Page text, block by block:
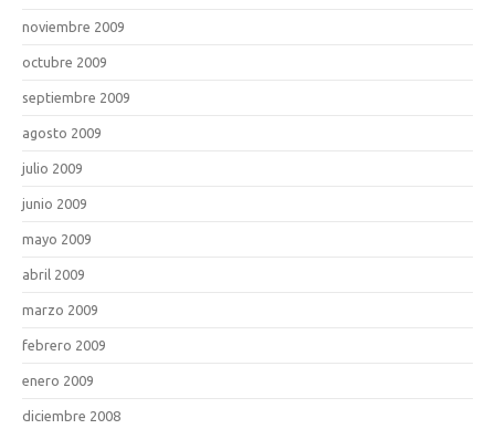
noviembre 2009
octubre 2009
septiembre 2009
agosto 2009
julio 2009
junio 2009
mayo 2009
abril 2009
marzo 2009
febrero 2009
enero 2009
diciembre 2008